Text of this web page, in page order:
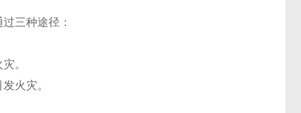
三种途径：
。
火灾。